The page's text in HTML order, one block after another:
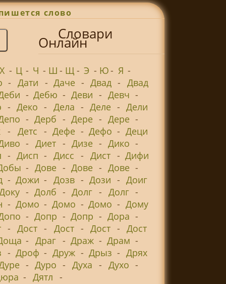
слово
Словари
Онлайн
- Ц - Ч - Ш - Щ - Э - Ю- Я -
- Дати - Даче - Двад - Двад
- Дебю - Деви - Девч -
- Деко - Дела - Деле - Дели
- Дерб - Дере - Дере -
- Детс - Дефе - Дефо - Деци
- Диет - Дизе - Дико -
- Дисп - Дисс - Дист - Дифи
- Дове - Дове - Дове -
- Дожи - Дозв - Дози - Доиг
- Долб - Долг - Долг -
- Домо - Домо - Домо - Дому
- Допр - Допр - Дора -
- Дост - Дост - Дост - Дост
- Драг - Драж - Драм -
- Дроф - Друж - Дрыз - Дрях
- Дуро - Духа - Духо -
- Дятл -